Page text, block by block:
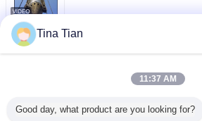
Amélioration du sol avec un
acier à une pression de
fréquence de la couche du
Tina Tian
11:37 AM
Good day, what product are you looking for?